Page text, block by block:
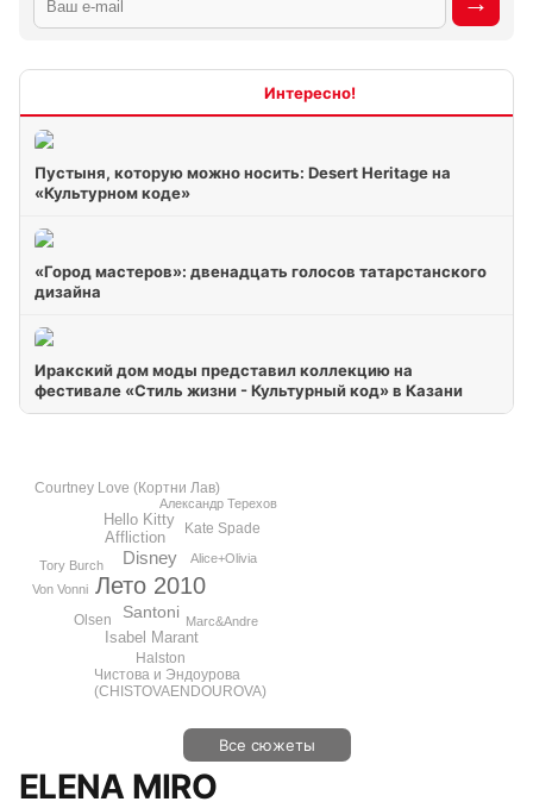
Пустыня, которую можно носить: Desert Heritage на
«Культурном коде»
«Город мастеров»: двенадцать голосов татарстанского
дизайна
Иракский дом моды представил коллекцию на
фестивале «Стиль жизни - Культурный код» в Казани
Лето 2010
Disney
Santoni
Isabel Marant
Affliction
Hello Kitty
Halston
Olsen
Courtney Love (Кортни Лав)
Чистова и Эндоурова
(CHISTOVAENDOUROVA)
Kate Spade
Von Vonni
Marc&Andre
Tory Burch
Александр Терехов
Alice+Olivia
Все сюжеты
ELENA MIRO